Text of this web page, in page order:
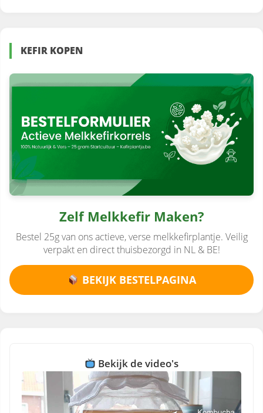
KEFIR KOPEN
Zelf Melkkefir Maken?
Bestel 25g van ons actieve, verse melkkefirplantje. Veilig
verpakt en direct thuisbezorgd in NL & BE!
BEKIJK BESTELPAGINA
Bekijk de video's